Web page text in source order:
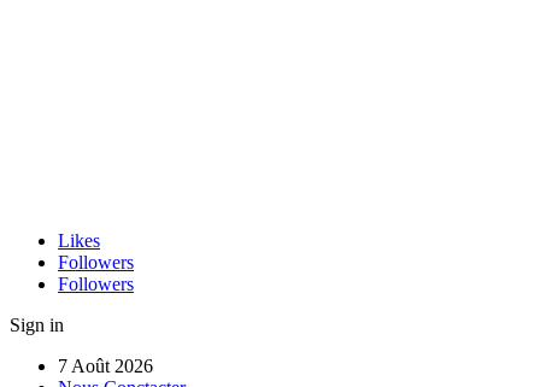
Likes
Followers
Followers
Sign in
7 Août 2026